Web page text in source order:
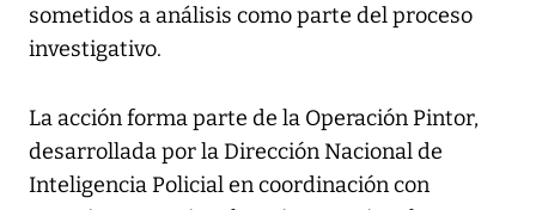
sometidos a análisis como parte del proceso
investigativo.
La acción forma parte de la Operación Pintor,
desarrollada por la Dirección Nacional de
Inteligencia Policial en coordinación con